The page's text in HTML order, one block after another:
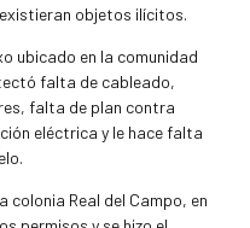
existieran objetos ilícitos.
ubicado en la comunidad
falta de cableado,
falta de plan contra
eléctrica y le hace falta
colonia Real del Campo, en